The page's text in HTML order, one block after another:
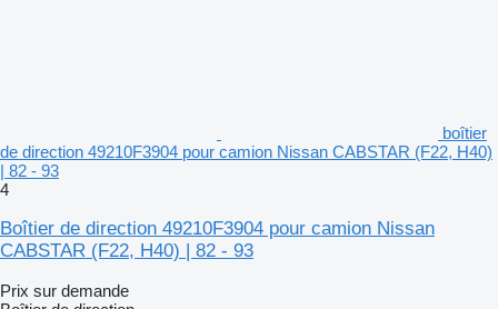
boîtier
de direction 49210F3904 pour camion Nissan CABSTAR (F22, H40)
| 82 - 93
4
Boîtier de direction 49210F3904 pour camion Nissan
CABSTAR (F22, H40) | 82 - 93
Prix sur demande